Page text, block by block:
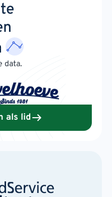
data.
als lid